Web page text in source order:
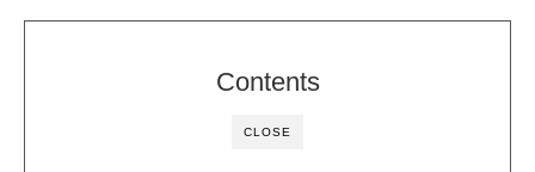
CLOSE
Contents